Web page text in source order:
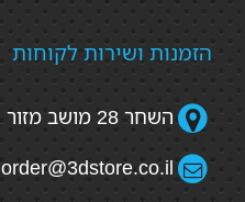
הזמנות ושירות לקוחות
השחר 28 מושב מזור
order@3dstore.co.il